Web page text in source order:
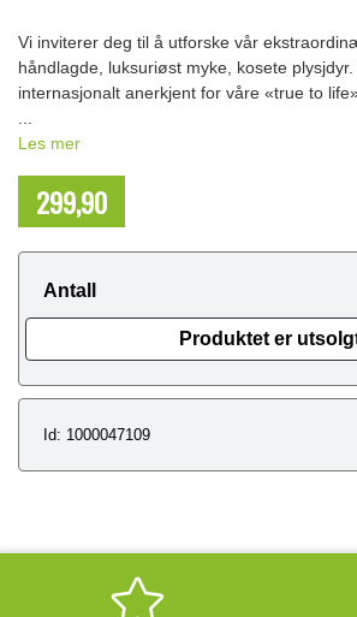
Vi inviterer deg til å utforske vår
håndlagde, luksuriøst myke, kosete
internasjonalt anerkjent for våre «true to
Les mer
299,90
Antall
Produktet er
Id: 1000047109